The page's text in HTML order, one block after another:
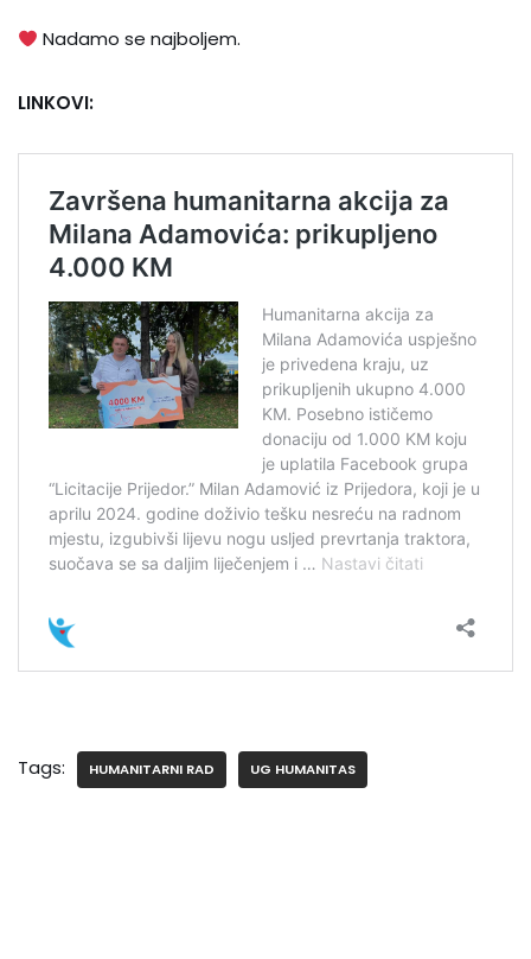
Nadamo se najboljem.
LINKOVI:
Tags: HUMANITARNI RAD UG HUMANITAS